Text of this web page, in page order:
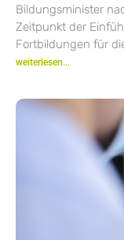
Bildungsminister
Zeitpunkt der
Fortbildungen für
weiterlesen...